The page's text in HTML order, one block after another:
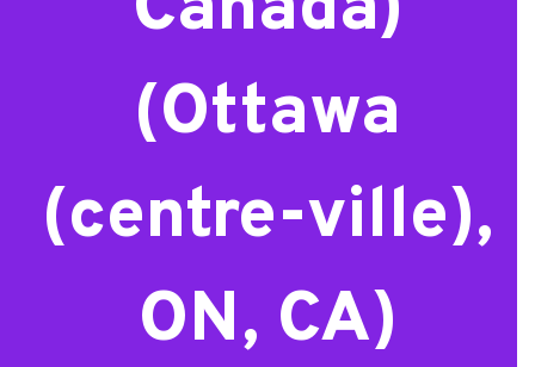
(Ottawa
(centre-ville),
ON, CA)